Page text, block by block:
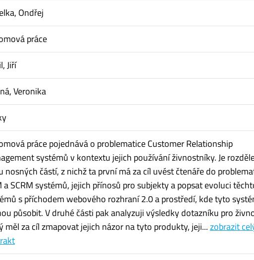
Ondřej
práce
Jiří
Veronika
práce pojednává o problematice Customer Relationship
systémů v kontextu jejich používání živnostníky. Je
nosných částí, z nichž ta první má za cíl uvést čtenáře do
a SCRM systémů, jejich přínosů pro subjekty a popsat evoluci
s příchodem webového rozhraní 2.0 a prostředí, kde tyto
působit. V druhé části pak analyzuji výsledky dotazníku pro
měl za cíl zmapovat jejich názor na tyto produkty, jeji...zobrazit